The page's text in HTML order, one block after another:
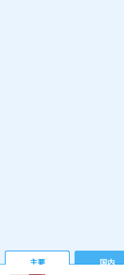
主要 国内